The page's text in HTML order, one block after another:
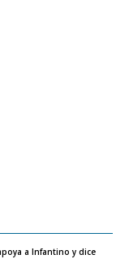
a Infantino y dice